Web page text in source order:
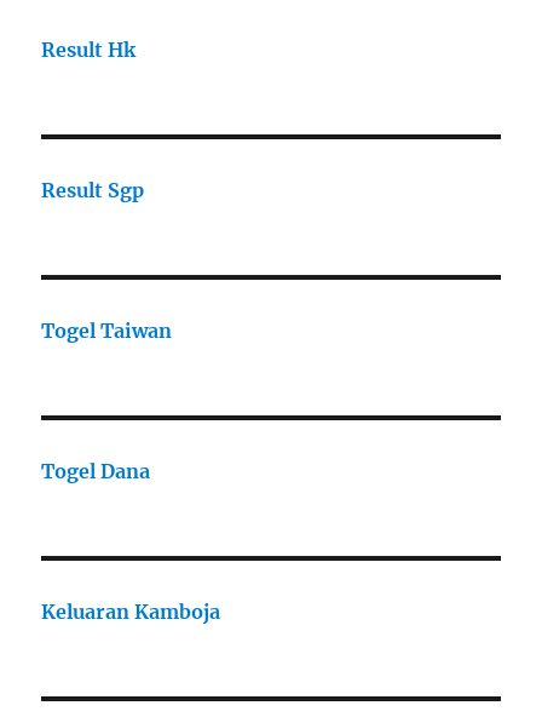
Result Hk
Result Sgp
Togel Taiwan
Togel Dana
Keluaran Kamboja